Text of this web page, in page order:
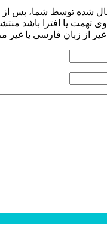
شده توسط شما، پس از
تهمت یا افترا باشد
غیر از زبان فارسی یا